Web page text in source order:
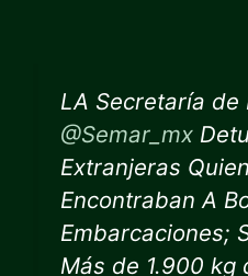
LA Secretaría de
@Semar_mx
Extranjeras
Encontraban A
Embarcaciones;
Más de 1.900 kg